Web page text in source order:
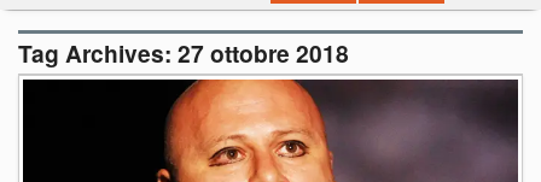
Contatti
Tag Archives: 27 ottobre 2018